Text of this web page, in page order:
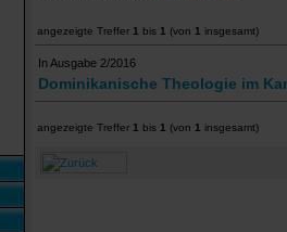
angezeigte Treffer 1 bis 1 (von 1 insgesamt)
In Ausgabe 2/2016
Dominikanische Theologie im
angezeigte Treffer 1 bis 1 (von 1 insgesamt)